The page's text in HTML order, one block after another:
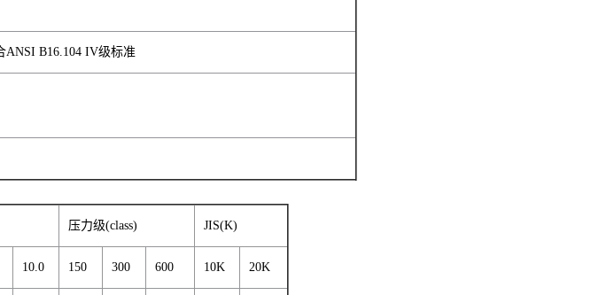
B16.104 IV级标准
压力级(class) JIS(K)
10.0 150 300 600 10K 20K